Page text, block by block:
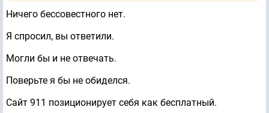
Ничего бессовестного нет.
Я спросил, вы ответили.
Могли бы и не отвечать.
Поверьте я бы не обиделся.
Сайт 911 позиционирует себя как бесплатный.